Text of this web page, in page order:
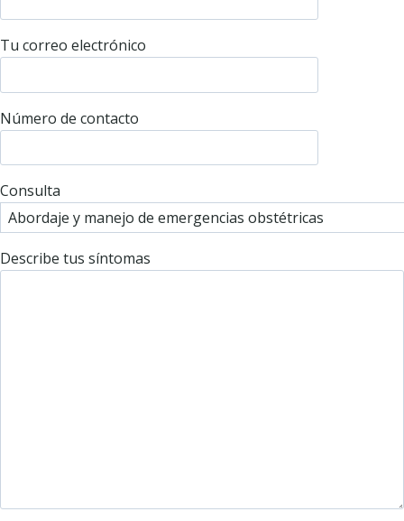
Tu correo electrónico
Número de contacto
Consulta
Describe tus síntomas